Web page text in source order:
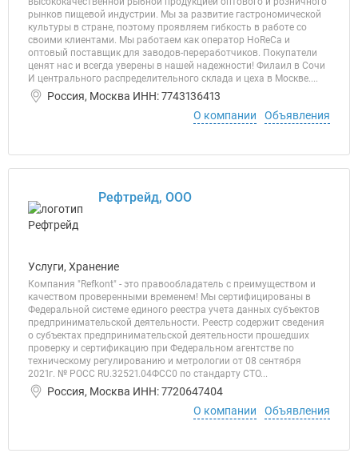
рынков пищевой индустрии. Мы за развитие гастрономической
культуры в стране, поэтому проявляем гибкость в работе со
своими клиентами. Мы работаем как оператор HoReCa и
оптовый поставщик для заводов-переработчиков. Покупатели
ценят нас и всегда уверены в нашей надежности! Филаил в Сочи
И центрального распределительного склада и цеха в Москве....
Россия, Москва ИНН: 7743136413
О компании
Объявления
Рефтрейд, ООО
Услуги, Хранение
Компания "Refkont" - это правообладатель с преимуществом и
качеством проверенными временем! Мы сертифицированы в
Федеральной системе единого реестра учета данных субъектов
предпринимательской деятельности. Реестр содержит сведения
о субъектах предпринимательской деятельности прошедших
проверку и сертификацию при Федеральном агентстве по
техническому регулированию и метрологии от 08 сентября
2021г. № РОСС RU.32521.04ФСС0 по стандарту СТО...
Россия, Москва ИНН: 7720647404
О компании
Объявления